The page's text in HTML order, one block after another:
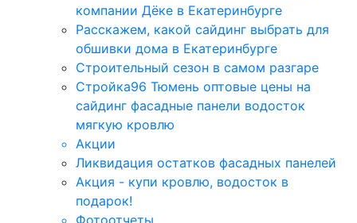
компании Дёке в Екатеринбурге
Расскажем, какой сайдинг выбрать для
обшивки дома в Екатеринбурге
Строительный сезон в самом разгаре
Стройка96 Тюмень оптовые цены на
сайдинг фасадные панели водосток
мягкую кровлю
Акции
Ликвидация остатков фасадных панелей
Акция - купи кровлю, водосток в
подарок!
Фотоотчеты